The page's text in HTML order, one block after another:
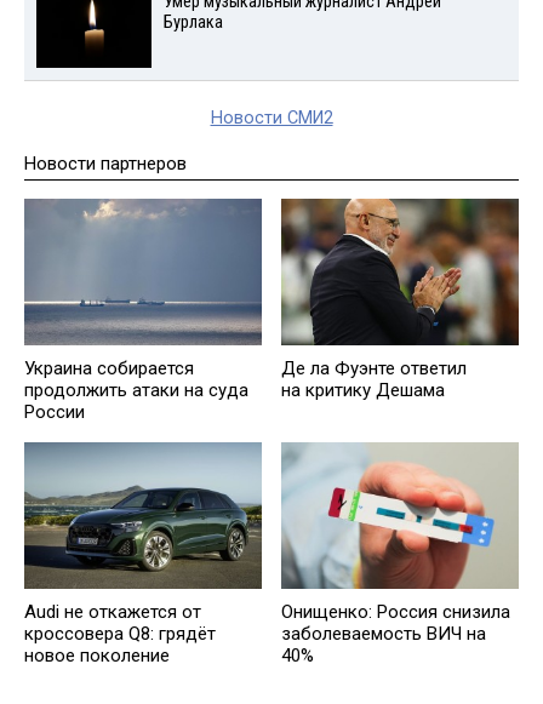
Бурлака
Новости СМИ2
Новости партнеров
Украина собирается
продолжить атаки на суда
России
Де ла Фуэнте ответил
на критику Дешама
Audi не откажется от
кроссовера Q8: грядёт
новое поколение
Онищенко: Россия снизила
заболеваемость ВИЧ на
40%